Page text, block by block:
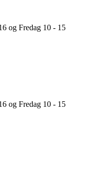
og Fredag 10 - 15
og Fredag 10 - 15